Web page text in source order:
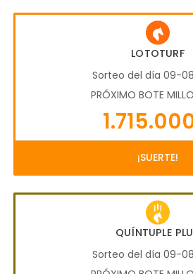
LOTOTURF
Sorteo del día 09-
PRÓXIMO BOTE
¡SUERTE!
QUÍNTUPLE
Sorteo del día 09-